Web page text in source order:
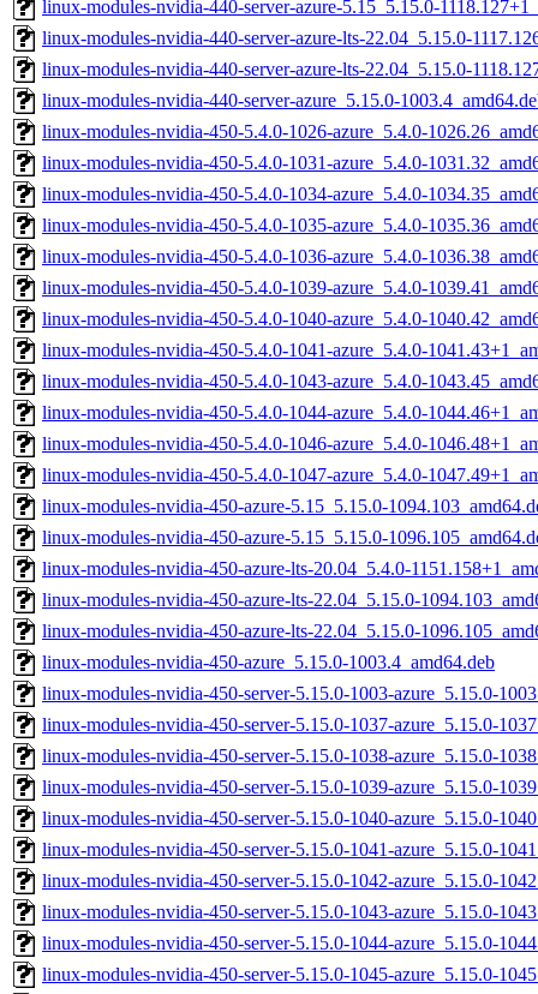
linux-modules-nvidia-440-server-azure-5.15_5.15.0-
linux-modules-nvidia-440-server-azure-lts-22.04_5.15.0-
linux-modules-nvidia-440-server-azure-lts-22.04_5.15.0-
linux-modules-nvidia-440-server-azure_5.15.0-
linux-modules-nvidia-450-5.4.0-1026-azure_5.4.0-
linux-modules-nvidia-450-5.4.0-1031-azure_5.4.0-
linux-modules-nvidia-450-5.4.0-1034-azure_5.4.0-
linux-modules-nvidia-450-5.4.0-1035-azure_5.4.0-
linux-modules-nvidia-450-5.4.0-1036-azure_5.4.0-
linux-modules-nvidia-450-5.4.0-1039-azure_5.4.0-
linux-modules-nvidia-450-5.4.0-1040-azure_5.4.0-
linux-modules-nvidia-450-5.4.0-1041-azure_5.4.0-
linux-modules-nvidia-450-5.4.0-1043-azure_5.4.0-
linux-modules-nvidia-450-5.4.0-1044-azure_5.4.0-
linux-modules-nvidia-450-5.4.0-1046-azure_5.4.0-
linux-modules-nvidia-450-5.4.0-1047-azure_5.4.0-
linux-modules-nvidia-450-azure-5.15_5.15.0-
linux-modules-nvidia-450-azure-5.15_5.15.0-
linux-modules-nvidia-450-azure-lts-20.04_5.4.0-
linux-modules-nvidia-450-azure-lts-22.04_5.15.0-
linux-modules-nvidia-450-azure-lts-22.04_5.15.0-
linux-modules-nvidia-450-azure_5.15.0-1003.4_amd64.deb
linux-modules-nvidia-450-server-5.15.0-1003-azure_5.15.0-
linux-modules-nvidia-450-server-5.15.0-1037-azure_5.15.0-
linux-modules-nvidia-450-server-5.15.0-1038-azure_5.15.0-
linux-modules-nvidia-450-server-5.15.0-1039-azure_5.15.0-
linux-modules-nvidia-450-server-5.15.0-1040-azure_5.15.0-
linux-modules-nvidia-450-server-5.15.0-1041-azure_5.15.0-
linux-modules-nvidia-450-server-5.15.0-1042-azure_5.15.0-
linux-modules-nvidia-450-server-5.15.0-1043-azure_5.15.0-
linux-modules-nvidia-450-server-5.15.0-1044-azure_5.15.0-
linux-modules-nvidia-450-server-5.15.0-1045-azure_5.15.0-